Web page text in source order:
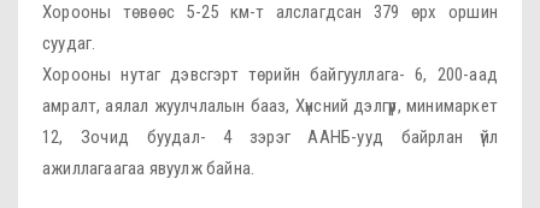
Хорооны төвөөс 5-25 км-т алслагдсан 379 өрх оршин
суудаг.
Хорооны нутаг дэвсгэрт төрийн байгууллага- 6, 200-аад
амралт, аялал жуулчлалын бааз, Хүнсний дэлгүүр, минимаркет
12, Зочид буудал- 4 зэрэг ААНБ-ууд байрлан үйл
ажиллагаагаа явуулж байна.